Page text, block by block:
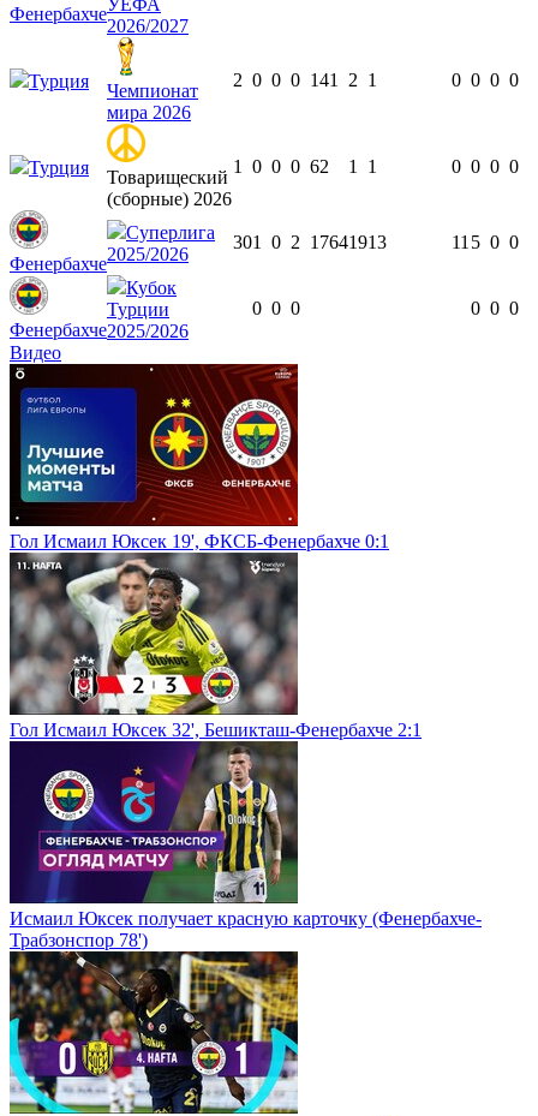
Фенербахче
2026/2027
Турция
Чемпионат
мира 2026
2 0 0 0 141 2 1 0 0 0 0
Турция
Товарищеский
(сборные) 2026
1 0 0 0 62 1 1 0 0 0 0
Фенербахче
Суперлига
2025/2026
301 0 2 17641913 11 5 0 0
Фенербахче
Кубок
Турции
2025/2026
0 0 0 0 0 0
Видео
Гол Исмаил Юксек 19', ФКСБ-Фенербахче 0:1
Гол Исмаил Юксек 32', Бешикташ-Фенербахче 2:1
Исмаил Юксек получает красную карточку (Фенербахче-
Трабзонспор 78')